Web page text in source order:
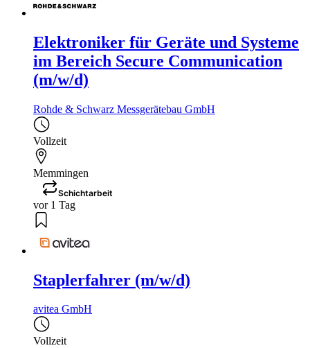
Elektroniker für Geräte und Systeme
im Bereich Secure Communication
(m/w/d)
Rohde & Schwarz Messgerätebau GmbH
Vollzeit
Memmingen
Schichtarbeit
vor 1 Tag
Staplerfahrer (m/w/d)
avitea GmbH
Vollzeit